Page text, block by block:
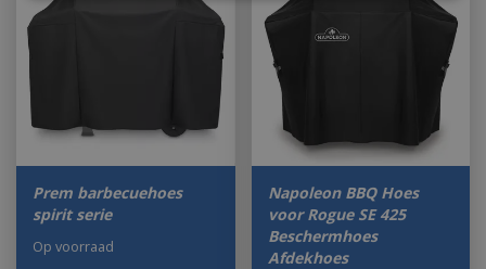
Prem barbecuehoes
spirit serie
Op voorraad
Napoleon BBQ Hoes
voor Rogue SE 425
Beschermhoes
Afdekhoes